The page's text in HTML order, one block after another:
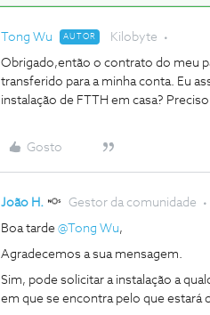
Tong Wu AUTOR Kilobyte
Obrigado,então o contrato do meu
transferido para a minha conta. Eu
instalação de FTTH em casa?
Gosto
João H. Gestor da comunidade
Boa tarde ​ @Tong Wu,
Agradecemos a sua mensagem.
Sim, pode solicitar a instalação a
em que se encontra pelo que estará